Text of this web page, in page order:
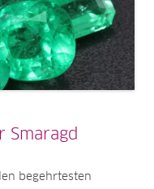
Smaragd
begehrtesten